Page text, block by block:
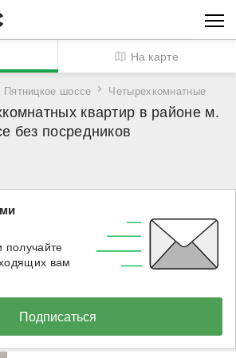
Пятницкое шоссе Четырехкомнатные
квартир в районе м.
без посредников
На карте
получайте
вам
Подписаться